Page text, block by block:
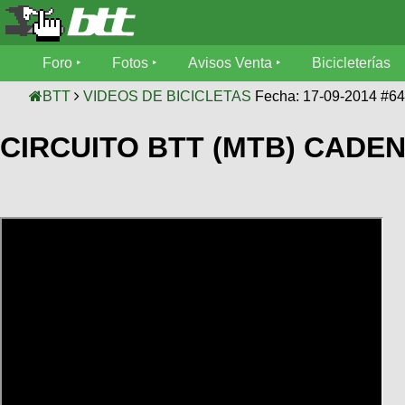
Foro
Foro
Mecánica
Fotos
SUBÍ
Avisos
Bicicleterías
Foro Fotos Avisos Venta Bicicleterías
BTT VIDEOS DE BICICLETAS Fecha: 17-09-2014
CIRCUITO BTT (MTB)